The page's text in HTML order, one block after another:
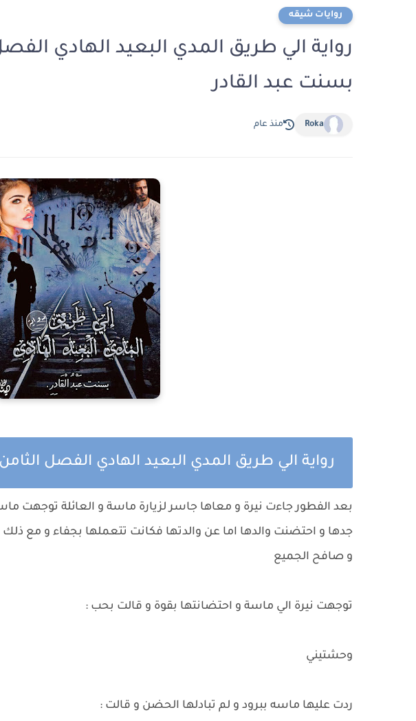
روايات شيقه
بسنت عبد القادر
Roka منذ عام
رواية الي طريق المدي البعيد الهادي الفصل
بعد الفطور جاءت نيرة و معاها جاسر لزيارة ماسة و العائلة توجهت
جدها و احتضنت والدها اما عن والدتها فكانت تتعملها بجفاء و مع ذلك
و صافح الجميع
توجهت نيرة الي ماسة و احتضانتها بقوة و قالت بحب :
وحشتيني
ردت عليها ماسه ببرود و لم تبادلها الحضن و قالت :